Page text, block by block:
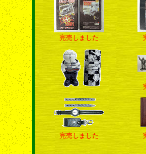
完売しました
完売しました